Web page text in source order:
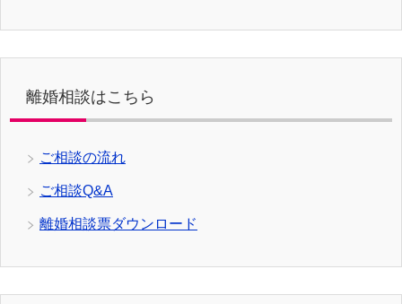
離婚相談はこちら
ご相談の流れ
ご相談Q&A
離婚相談票ダウンロード